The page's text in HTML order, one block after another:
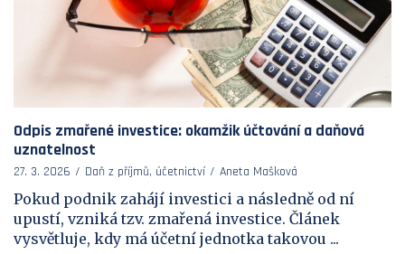
Odpis zmařené investice: okamžik účtování a daňová
uznatelnost
27. 3. 2026 Daň z příjmů, účetnictví Aneta Mašková
Pokud podnik zahájí investici a následně od ní
upustí, vzniká tzv. zmařená investice. Článek
vysvětluje, kdy má účetní jednotka takovou ...